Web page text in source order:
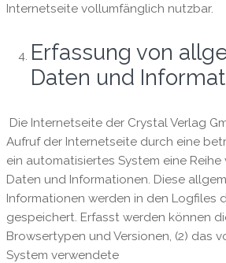
Internetseite vollumfänglich nutzbar.
Erfassung von
Daten und
Die Internetseite der Crystal Verlag
Aufruf der Internetseite durch eine
ein automatisiertes System eine
Daten und Informationen. Diese
Informationen werden in den Logfiles
gespeichert. Erfasst werden können
Browsertypen und Versionen, (2) das
System verwendete